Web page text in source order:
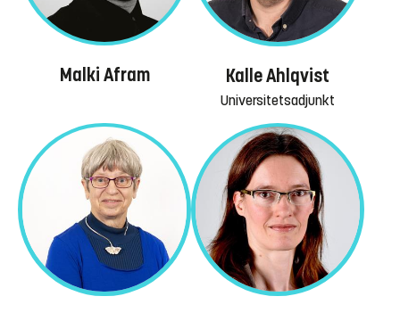
Malki Afram Kalle Ahlqvist
Universitetsadjunkt